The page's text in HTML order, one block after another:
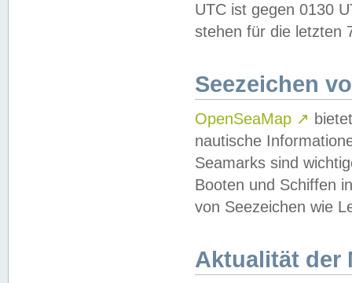
UTC ist gegen 0130
stehen für die letzten
Seezeichen
OpenSeaMap ↗
nautische
Seamarks sind
Booten und Schiffen
von Seezeichen wie
Aktualität der